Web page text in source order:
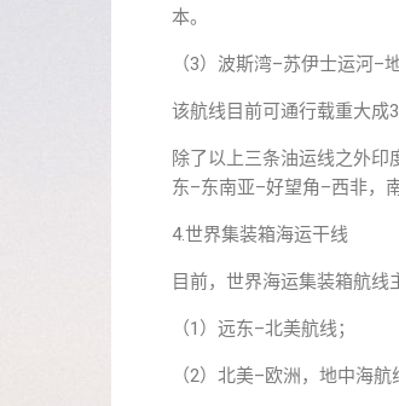
本。
（3）波斯湾–苏伊士运河–
该航线目前可通行载重大成
除了以上三条油运线之外
东–东南亚–好望角–西非，
4.世界集装箱海运干线
目前，世界海运集装箱航线
（1）远东–北美航线；
（2）北美–欧洲，地中海航